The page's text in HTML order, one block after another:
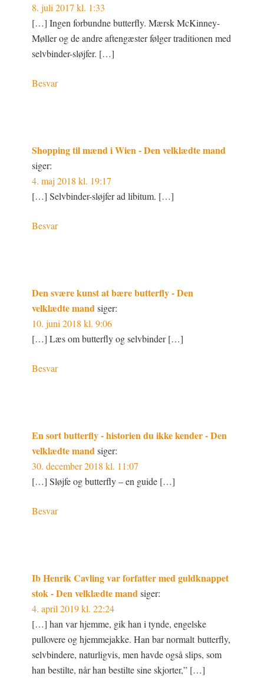
8. juli 2017 kl. 1:33
[…] Ingen forbundne butterfly. Mærsk McKinney-
Møller og de andre aftengæster følger traditionen med
selvbinder-sløjfer. […]
Besvar
Shopping til mænd i Wien - Den velklædte mand
siger:
4. maj 2018 kl. 19:17
[…] Selvbinder-sløjfer ad libitum. […]
Besvar
Den svære kunst at bære butterfly - Den
velklædte mand siger:
10. juni 2018 kl. 9:06
[…] Læs om butterfly og selvbinder […]
Besvar
En sort butterfly - historien du ikke kender - Den
velklædte mand siger:
30. december 2018 kl. 11:07
[…] Sløjfe og butterfly – en guide […]
Besvar
Ib Henrik Cavling var forfatter med guldknappet
stok - Den velklædte mand siger:
4. april 2019 kl. 22:24
[…] han var hjemme, gik han i tynde, engelske
pullovere og hjemmejakke. Han bar normalt butterfly,
selvbindere, naturligvis, men havde også slips, som
han bestilte, når han bestilte sine skjorter,” […]